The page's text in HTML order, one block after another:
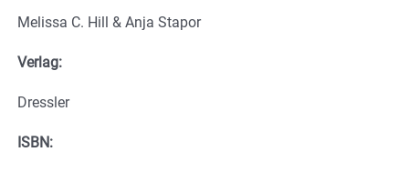
Melissa C. Hill & Anja Stapor
Verlag:
Dressler
ISBN: